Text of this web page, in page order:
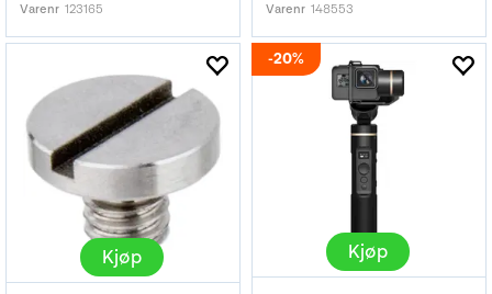
Varenr 123165 Varenr 148553
Kjøp
20%
Kjøp